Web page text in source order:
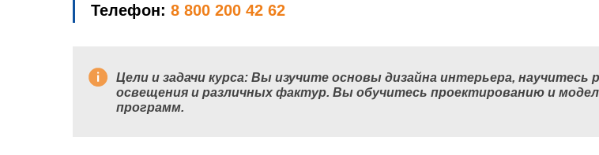
Телефон: 8 800 200 42 62
Цели и задачи курса: Вы изучите основы дизайна интерьера,
освещения и различных фактур. Вы обучитесь проектированию и
программ.